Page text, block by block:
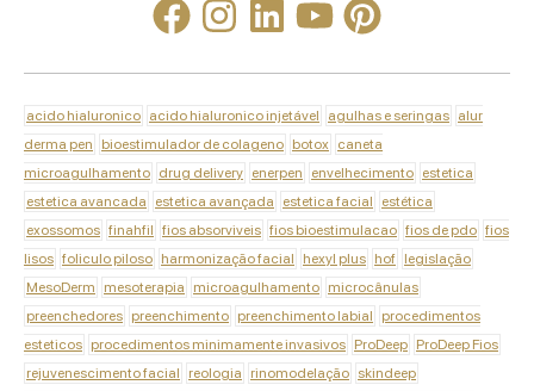
acido hialuronico acido hialuronico injetável agulhas e seringas alur
derma pen
bioestimulador de colageno botox caneta
microagulhamento drug delivery enerpen envelhecimento estetica
estetica avancada
estetica avançada estetica facial
estética
exossomos finahfil fios absorviveis fios bioestimulacao fios de pdo fios
lisos foliculo piloso harmonização facial hexyl plus hof legislação
MesoDerm
mesoterapia microagulhamento microcânulas
preenchedores preenchimento preenchimento labial
procedimentos
esteticos procedimentos minimamente invasivos ProDeep ProDeep Fios
rejuvenescimento facial
reologia rinomodelação skindeep